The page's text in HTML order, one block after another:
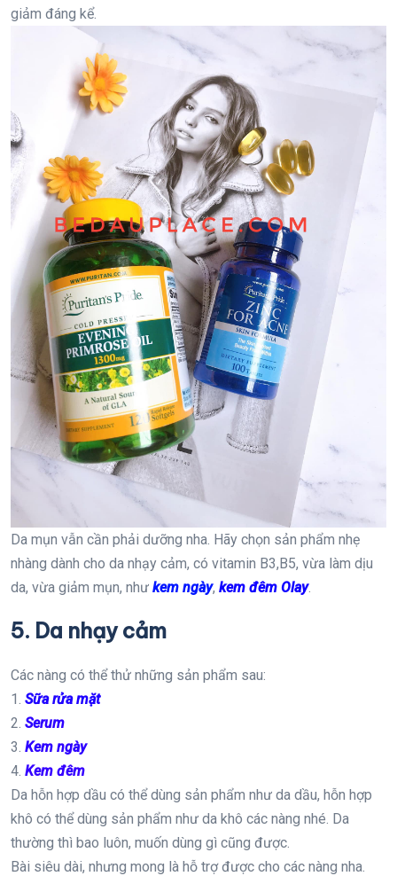
giảm đáng kể.
Da mụn vẫn cần phải dưỡng nha. Hãy chọn sản phẩm nhẹ
nhàng dành cho da nhạy cảm, có vitamin B3,B5, vừa làm dịu
da, vừa giảm mụn, như kem ngày, kem đêm Olay.
5. Da nhạy cảm
Các nàng có thể thử những sản phẩm sau:
1. Sữa rửa mặt
2. Serum
3. Kem ngày
4. Kem đêm
Da hỗn hợp dầu có thể dùng sản phẩm như da dầu, hỗn hợp
khô có thể dùng sản phẩm như da khô các nàng nhé. Da
thường thì bao luôn, muốn dùng gì cũng được.
Bài siêu dài, nhưng mong là hỗ trợ được cho các nàng nha.